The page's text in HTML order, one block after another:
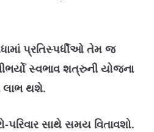
પ્રતિસ્પર્ધીઓ તેમ જ
સ્‍વભાવ શત્રુની યોજના
લાભ થશે.
સાથે સમય વિતાવશો.